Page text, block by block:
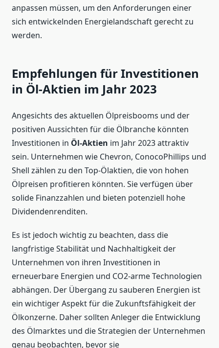
anpassen müssen, um den Anforderungen einer
sich entwickelnden Energielandschaft gerecht zu
werden.
Empfehlungen für Investitionen
in Öl-Aktien im Jahr 2023
Angesichts des aktuellen Ölpreisbooms und der
positiven Aussichten für die Ölbranche könnten
Investitionen in Öl-Aktien im Jahr 2023 attraktiv
sein. Unternehmen wie Chevron, ConocoPhillips und
Shell zählen zu den Top-Ölaktien, die von hohen
Ölpreisen profitieren könnten. Sie verfügen über
solide Finanzzahlen und bieten potenziell hohe
Dividendenrenditen.
Es ist jedoch wichtig zu beachten, dass die
langfristige Stabilität und Nachhaltigkeit der
Unternehmen von ihren Investitionen in
erneuerbare Energien und CO2-arme Technologien
abhängen. Der Übergang zu sauberen Energien ist
ein wichtiger Aspekt für die Zukunftsfähigkeit der
Ölkonzerne. Daher sollten Anleger die Entwicklung
des Ölmarktes und die Strategien der Unternehmen
genau beobachten, bevor sie